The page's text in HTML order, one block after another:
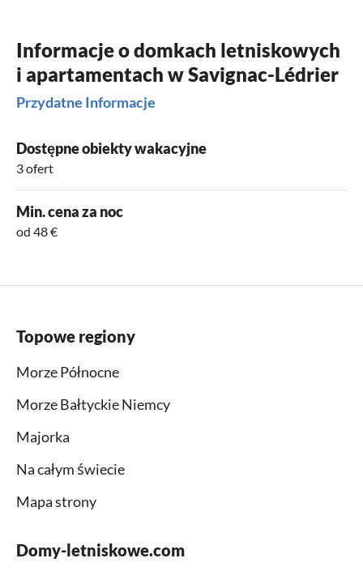
Informacje o domkach letniskowych
i apartamentach w Savignac-Lédrier
Przydatne Informacje
Dostępne obiekty wakacyjne
3 ofert
Min. cena za noc
od 48 €
Topowe regiony
Morze Północne
Morze Bałtyckie Niemcy
Majorka
Na całym świecie
Mapa strony
Domy-letniskowe.com